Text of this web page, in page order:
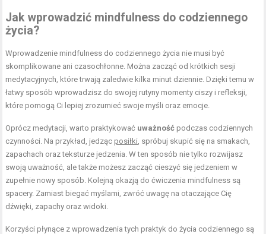
Jak wprowadzić mindfulness do codziennego
życia?
Wprowadzenie mindfulness do codziennego życia nie musi być
skomplikowane ani czasochłonne. Można zacząć od krótkich sesji
medytacyjnych, które trwają zaledwie kilka minut dziennie. Dzięki temu w
łatwy sposób wprowadzisz do swojej rutyny momenty ciszy i refleksji,
które pomogą Ci lepiej zrozumieć swoje myśli oraz emocje.
Oprócz medytacji, warto praktykować uważność podczas codziennych
czynności. Na przykład, jedząc posiłki, spróbuj skupić się na smakach,
zapachach oraz teksturze jedzenia. W ten sposób nie tylko rozwijasz
swoją uważność, ale także możesz zacząć cieszyć się jedzeniem w
zupełnie nowy sposób. Kolejną okazją do ćwiczenia mindfulness są
spacery. Zamiast biegać myślami, zwróć uwagę na otaczające Cię
dźwięki, zapachy oraz widoki.
Korzyści płynące z wprowadzenia tych praktyk do życia codziennego są